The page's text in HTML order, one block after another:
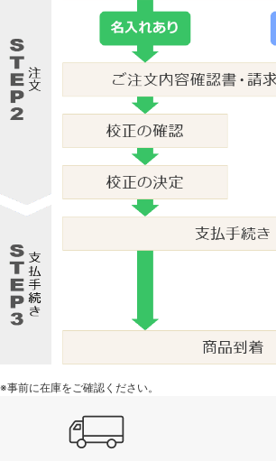
※事前に在庫をご確認ください。